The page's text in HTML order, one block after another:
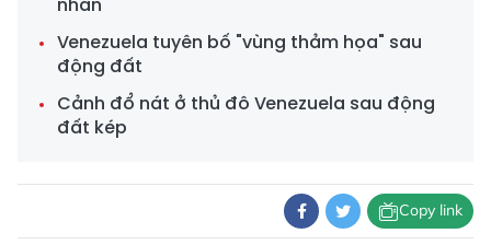
Venezuela tuyên bố "vùng thảm họa" sau
động đất
Cảnh đổ nát ở thủ đô Venezuela sau động
đất kép
Copy link